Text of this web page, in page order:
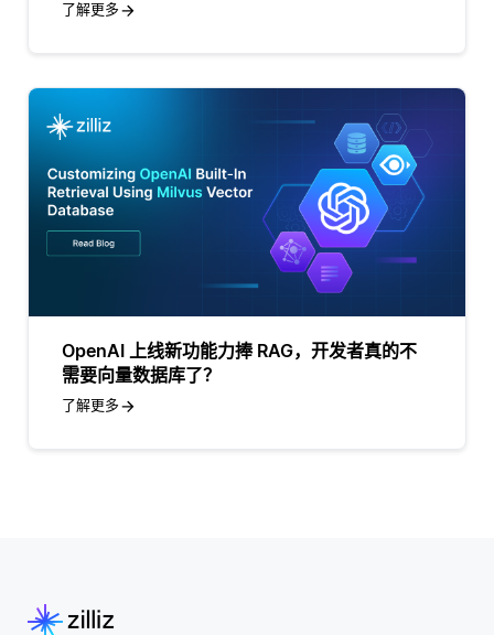
了解更多
OpenAI 上线新功能力捧 RAG，开发者真的不
需要向量数据库了？
了解更多